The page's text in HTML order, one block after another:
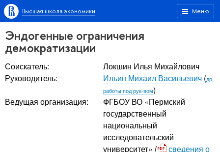
Меню
Высшая школа экономики
Эндогенные ограничения
демократизации
Соискатель:
Локшин Илья Михайлович
Руководитель:
Ильин Михаил Васильевич (др.
работы под рук-вом)
Ведущая организация:
ФГБОУ ВО «Пермский
государственный
национальный
исследовательский
университет» (
сведения о